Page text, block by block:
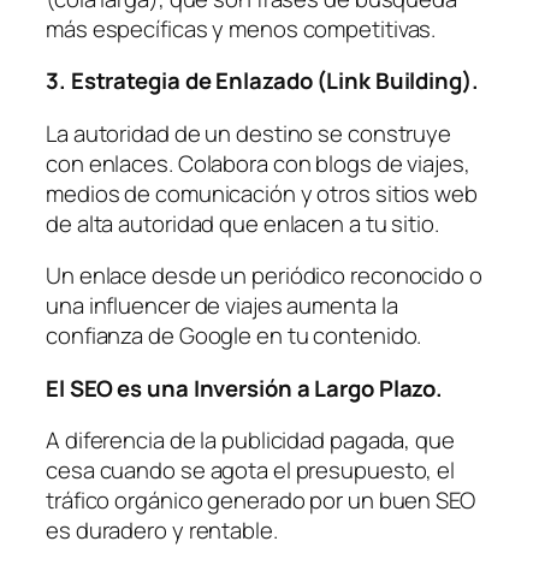
más específicas y menos competitivas.
3. Estrategia de Enlazado (Link Building).
La autoridad de un destino se construye
con enlaces. Colabora con blogs de viajes,
medios de comunicación y otros sitios web
de alta autoridad que enlacen a tu sitio.
Un enlace desde un periódico reconocido o
una influencer de viajes aumenta la
confianza de Google en tu contenido.
El SEO es una Inversión a Largo Plazo.
A diferencia de la publicidad pagada, que
cesa cuando se agota el presupuesto, el
tráfico orgánico generado por un buen SEO
es duradero y rentable.